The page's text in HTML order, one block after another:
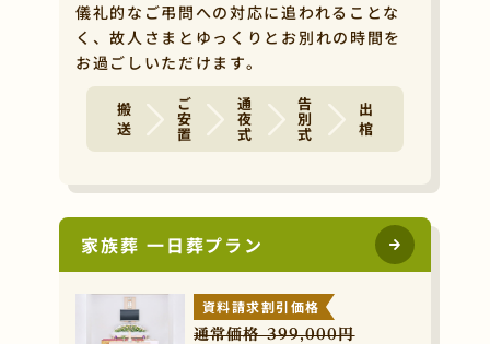
儀礼的なご弔問への対応に追われることな
く、故人さまとゆっくりとお別れの時間を
お過ごしいただけます。
搬 送 ご安置 通夜式 告別式 出 棺
家族葬 一日葬プラン
資料請求割引価格
通常価格 399,000円